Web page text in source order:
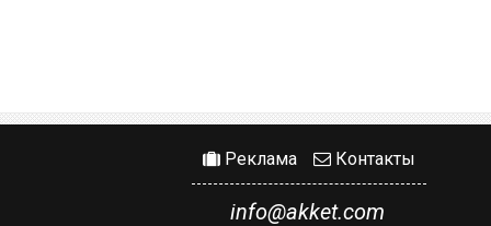
Реклама Контакты
info@akket.com